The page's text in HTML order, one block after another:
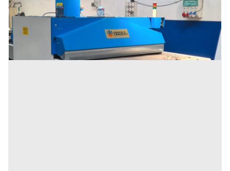
Inserito il: 26/06/2026
Vignola
(Modena)
3.800 €
Codice annuncio: